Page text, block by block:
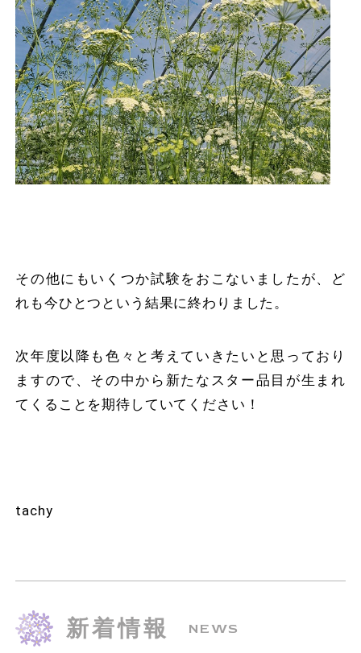
その他にもいくつか試験をおこないましたが、ど
れも今ひとつという結果に終わりました。
次年度以降も色々と考えていきたいと思っており
ますので、その中から新たなスター品目が生まれ
てくることを期待していてください！
tachy
新着情報 NEWS